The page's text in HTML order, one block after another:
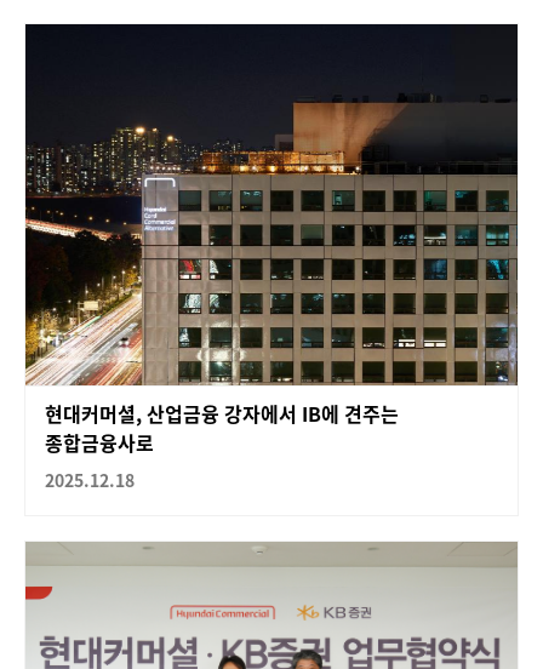
현대커머셜, 산업금융 강자에서 IB에 견주는
종합금융사로
2025.12.18